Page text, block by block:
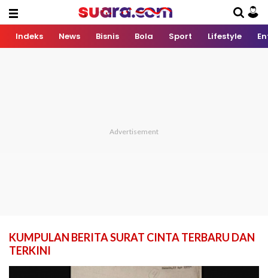
Indeks News Bisnis Bola Sport Lifestyle
KUMPULAN BERITA SURAT CINTA TERBARU DAN
TERKINI